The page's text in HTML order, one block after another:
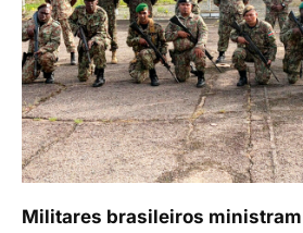
Militares brasileiros